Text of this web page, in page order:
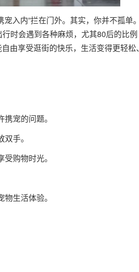
入内”拦在门外。其实，你并不孤单。
时会遇到各种麻烦，尤其80后的比例
由享受逛街的快乐，生活变得更轻松、
宠的问题。
手。
购物时光。
生活体验。